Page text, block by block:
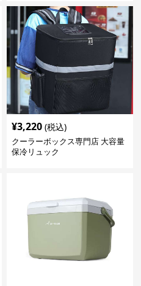
¥3,220 (税込)
クーラーボックス専門店 大容量
保冷リュック